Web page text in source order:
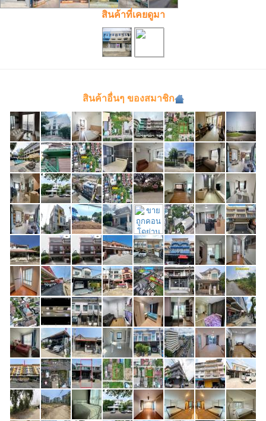
สินค้าที่เคยดูมา
สินค้าอื่นๆ ของสมาชิก